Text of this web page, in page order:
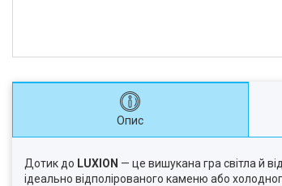
Опис
Дотик до LUXION — це вишукана гра світла й
ідеально відполірованого каменю або